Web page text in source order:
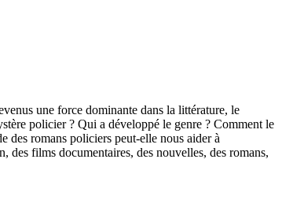
une force dominante dans la littérature, le
policier ? Qui a développé le genre ? Comment le
des romans policiers peut-elle nous aider à
des films documentaires, des nouvelles, des romans,